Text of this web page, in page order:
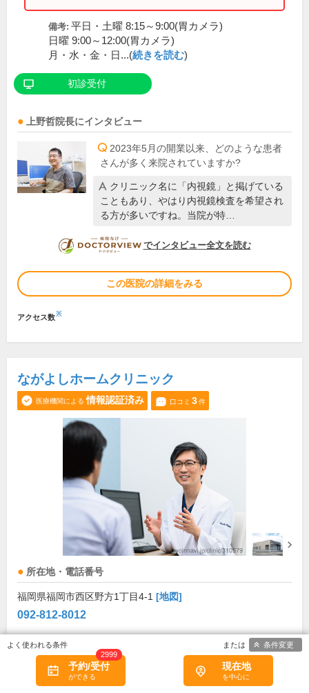
備考: 平日・土曜 8:15～9:00(胃カメラ)
日曜 9:00～12:00(胃カメラ)
月・水・金・日...(続きを読む)
初診受付
上野哲院長にインタビュー
2023年5月の開業以来、どのような患者
さんが多く来院されていますか?
クリニック名に「内視鏡」と掲げている
こともあり、やはり内視鏡検査を希望され
る方が多いですね。当院が特…
DOCTORVIEW
でインタビュー全文を読む
この医院の詳細をみる
アクセス数※
ながよしホームクリニック
医療機関による 情報認証済み 口コミ 3件
所在地・電話番号
福岡県福岡市西区野方1丁目4-1 [地図]
092-812-8012
診療科目
消化器内科
予約/受付
2999
現在地
条件変更